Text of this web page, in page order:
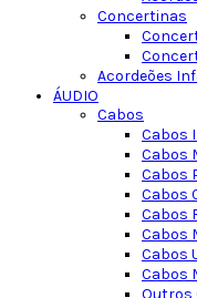
Concertinas
Acordeões
ÁUDIO
Cabos
Cabos
Cabos
Cabos
Cabos
Cabos
Cabos
Cabos
Cabos
Outros